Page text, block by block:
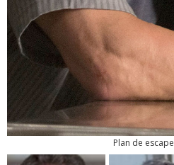
Plan de escape